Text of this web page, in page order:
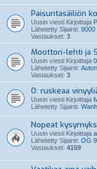
Paisuntasäiliön
Uusin viesti Kirjoittaja
Lähetetty Sijainti: 9000
Vastaukset: 3
Moottori-lehti ja
Uusin viesti Kirjoittaja
Lähetetty Sijainti:
Vastaukset: 3
O: ruskeaa
Uusin viesti Kirjoittaja
Lähetetty Sijainti:
Nopeat
Uusin viesti Kirjoittaja
Lähetetty Sijainti: OG
Vastaukset: 4159